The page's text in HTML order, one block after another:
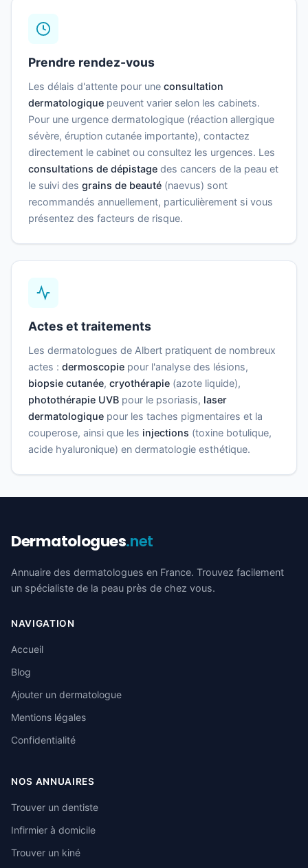
Prendre rendez-vous
Les délais d'attente pour une consultation
dermatologique peuvent varier selon les cabinets.
Pour une urgence dermatologique (réaction allergique
sévère, éruption cutanée importante), contactez
directement le cabinet ou consultez les urgences. Les
consultations de dépistage des cancers de la peau et
le suivi des grains de beauté (naevus) sont
recommandés annuellement, particulièrement si vous
présentez des facteurs de risque.
Actes et traitements
Les dermatologues de Albert pratiquent de nombreux
actes : dermoscopie pour l'analyse des lésions,
biopsie cutanée, cryothérapie (azote liquide),
photothérapie UVB pour le psoriasis, laser
dermatologique pour les taches pigmentaires et la
couperose, ainsi que les injections (toxine botulique,
acide hyaluronique) en dermatologie esthétique.
Dermatologues.net
Annuaire des dermatologues en France. Trouvez facilement
un spécialiste de la peau près de chez vous.
NAVIGATION
Accueil
Blog
Ajouter un dermatologue
Mentions légales
Confidentialité
NOS ANNUAIRES
Trouver un dentiste
Infirmier à domicile
Trouver un kiné